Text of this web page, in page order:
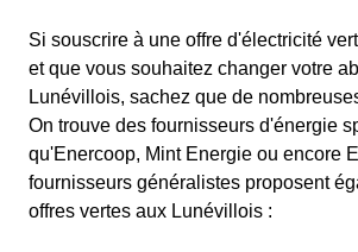
Si souscrire à une offre d'électricité
et que vous souhaitez changer votre
Lunévillois, sachez que de
On trouve des fournisseurs d'énergie
qu'Enercoop, Mint Energie ou encore
fournisseurs généralistes proposent
offres vertes aux Lunévillois :